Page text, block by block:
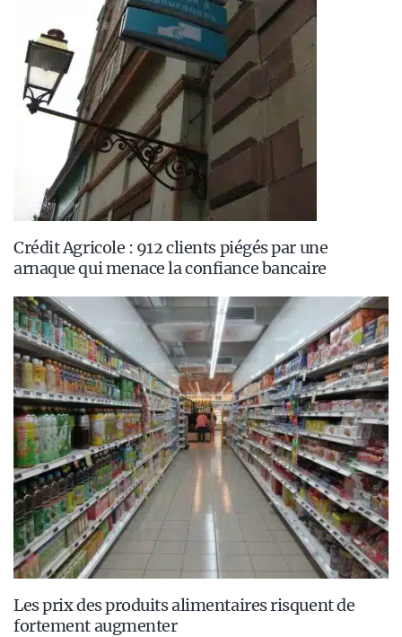
Crédit Agricole : 912 clients piégés par une
arnaque qui menace la confiance bancaire
Les prix des produits alimentaires risquent de
fortement augmenter